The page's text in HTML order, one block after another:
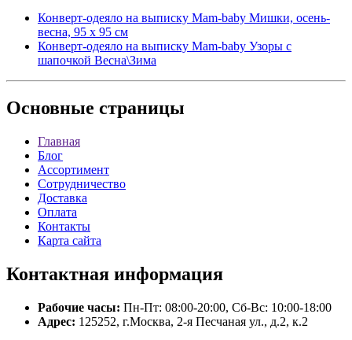
Конверт-одеяло на выписку Mam-baby Мишки, осень-
весна, 95 х 95 см
Конверт-одеяло на выписку Mam-baby Узоры с
шапочкой Весна\Зима
Основные страницы
Главная
Блог
Ассортимент
Сотрудничество
Доставка
Оплата
Контакты
Карта сайта
Контактная информация
Рабочие часы: Пн-Пт: 08:00-20:00, Сб-Вс: 10:00-18:00
Адрес: 125252, г.Москва, 2-я Песчаная ул., д.2, к.2